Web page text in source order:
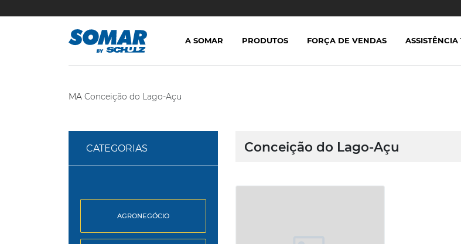
MA Conceição do Lago-Açu
CATEGORIAS
AGRONEGÓCIO
Conceição do Lago-Açu
A SOMAR PRODUTOS FORÇA DE VENDAS